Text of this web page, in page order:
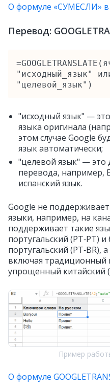
О формуле «СУМЕСЛИ» в
Перевод:
"исходный_язык"
"целевой_язык")
"исходный язык" —
языка оригинала
этом случае Google
язык автоматически;
"целевой язык" — это
перевода, например,
испанский язык.
Google не
языки, например, на
поддерживает такие
португальский (PT‑PT)
португальский (PT‑BR),
включая традиционный
упрощенный китайский
Пример
О формуле